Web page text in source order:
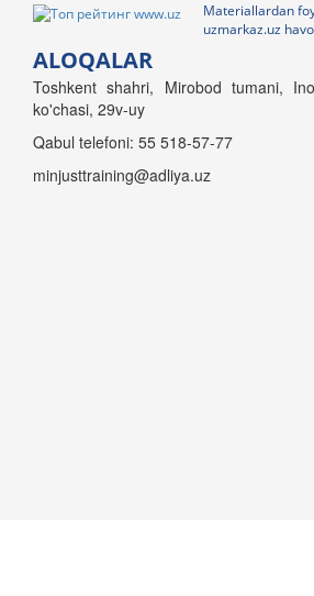
Materiallardan
uzmarkaz.uz
ALOQALAR
Toshkent shahri, Mirobod tumani,
ko'chasi, 29v-uy
Qabul telefoni: 55 518-57-77
minjusttraining@adliya.uz